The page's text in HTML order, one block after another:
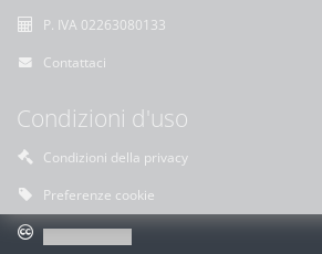
P. IVA 02263080133
Contattaci
Condizioni d'uso
Condizioni della privacy
Preferenze cookie